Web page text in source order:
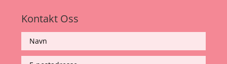
Kontakt Oss